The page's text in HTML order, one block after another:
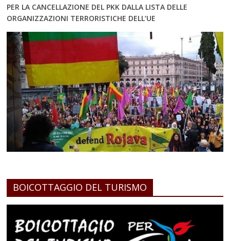
PER LA CANCELLAZIONE DEL PKK DALLA LISTA DELLE
ORGANIZZAZIONI TERRORISTICHE DELL’UE
BOICOTTAGGIO DEL TURISMO